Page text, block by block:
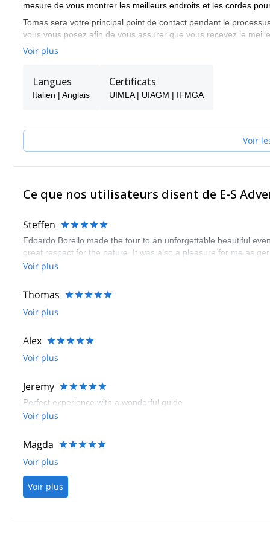
mesure de vous montrer les meilleurs endroits et les cordes
Tomas sera votre principal point de contact pendant le
vous vous posez afin de vous assurer que vous recevez le
Choisissez l'un des programmes proposés par E-S Adventure
Voir plus
Langues
Italien | Anglais
Certificats
UIMLA | UIAGM | IFMGA
Voir
Ce que nos utilisateurs disent de E-S
Steffen
Edoardo Borello made the tour to an unforgettable beautiful
great respect for the nature. It was also a pleasure for me as
Voir plus
Thomas
Voir plus
Alex
Voir plus
Jeremy
Perfect experience with a wonderful guide
Voir plus
Magda
Voir plus
Voir plus